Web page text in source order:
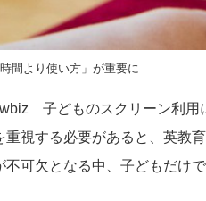
間より使い方」が重要に
子どものスクリーン利用
重視する必要があると、英教
不可欠となる中、子どもだけ